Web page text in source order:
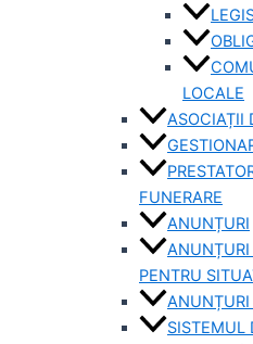
LOCALE
ASOCIAȚII
FUNERARE
ANUNȚURI
ANUNȚURI
PENTRU
SISTEMUL